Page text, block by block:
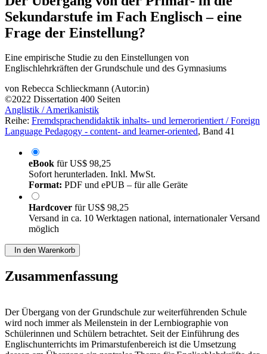
Sekundarstufe im Fach Englisch – eine
Frage der Einstellung?
Eine empirische Studie zu den Einstellungen von
Englischlehrkräften der Grundschule und des Gymnasiums
von Rebecca Schlieckmann (Autor:in)
©2022 Dissertation 400 Seiten
Anglistik / Amerikanistik
Reihe: Fremdsprachendidaktik inhalts- und lernerorientiert / Foreign
Language Pedagogy - content- and learner-oriented, Band 41
eBook fürUS$ 98,25
Sofort herunterladen. Inkl. MwSt.
Format: PDF und ePUB – für alle Geräte
Hardcover fürUS$ 98,25
Versand in ca. 10 Werktagen national, internationaler Versand
möglich
In den Warenkorb
Zusammenfassung
Der Übergang von der Grundschule zur weiterführenden Schule
wird noch immer als Meilenstein in der Lernbiographie von
Schülerinnen und Schülern betrachtet. Seit der Einführung des
Englischunterrichts im Primarstufenbereich ist die Umsetzung